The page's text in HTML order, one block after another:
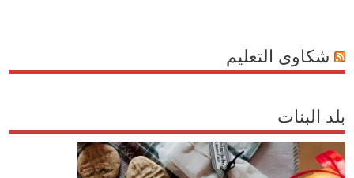
شكاوى التعليم
بلد البنات